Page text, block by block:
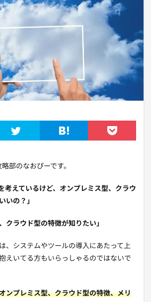
部のなおぴーです。
考えているけど、オンプレミス型、クラウ
いの？」
クラウド型の特徴が知りたい」
、システムやツールの導入にあたって上
えいてる方もいらっしゃるのではないで
ンプレミス型、クラウド型の特徴、メリ